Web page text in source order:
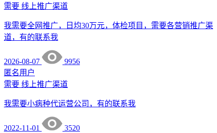
需要 线上推广渠道
我需要全网推广，日均30万元，体检项目，需要各营销推广渠
道，有的联系我
2026-08-07
9956
匿名用户
需要 线上推广渠道
我需要小病种代运营公司，有的联系我
2022-11-01
3520